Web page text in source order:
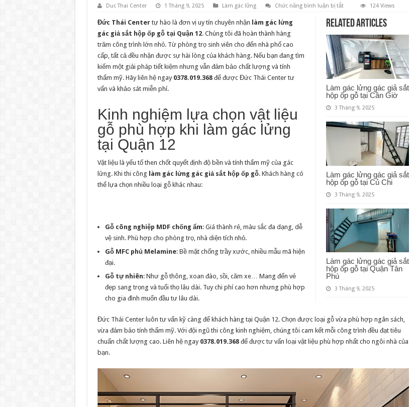
Duc Thai Center 1 Tháng 9, 2025 Làm gác lững Chức năng bình luận bị tắtở
gác
lửng
giả
sắt
hộp
ốp
gỗ
tại
Quận
12
124 Views
Related Articles
Làm gác lửng gác giả sắt
hộp ốp gỗ tại Cần Giờ
3 Tháng 9, 2025
Làm gác lửng gác giả sắt
hộp ốp gỗ tại Củ Chi
3 Tháng 9, 2025
Làm gác lửng gác giả sắt
hộp ốp gỗ tại Quận Tân
Phú
3 Tháng 9, 2025
Đức Thái Centertự hào là đơn vị uy tín chuyên nhận làm gác lửng
gác giả sắt hộp ốp gỗ tại Quận 12. Chúng tôi đã hoàn thành hàng
trăm công trình lớn nhỏ. Từ phòng trọ sinh viên cho đến nhà phố cao
cấp, tất cả đều nhận được sự hài lòng của khách hàng. Nếu bạn đang tìm
kiếm một giải pháp tiết kiệm nhưng vẫn đảm bảo chất lượng và tính
thẩm mỹ. Hãy liên hệ ngay 0378.019.368để được Đức Thái Center tư
vấn và khảo sát miễn phí.
Kinh nghiệm lựa chọn vật liệu
gỗ phù hợp khi làm gác lửng
tại Quận 12
Vật liệu là yếu tố then chốt quyết định độ bền và tính thẩm mỹ của gác
lửng. Khi thi công làm gác lửng gác giả sắt hộp ốp gỗ. Khách hàng có
thể lựa chọn nhiều loại gỗ khác nhau:
Gỗ công nghiệp MDF chống ẩm: Giá thành rẻ, màu sắc đa dạng, dễ
vệ sinh. Phù hợp cho phòng trọ, nhà diện tích nhỏ.
Gỗ MFC phủ Melamine: Bề mặt chống trầy xước, nhiều mẫu mã hiện
đại.
Gỗ tự nhiên: Như gỗ thông, xoan đào, sồi, căm xe… Mang đến vẻ
đẹp sang trọng và tuổi thọ lâu dài. Tuy chi phí cao hơn nhưng phù hợp
cho gia đình muốn đầu tư lâu dài.
Đức Thái Center luôn tư vấn kỹ càng để khách hàng tại Quận 12. Chọn được loại gỗ vừa phù hợp ngân sách,
vừa đảm bảo tính thẩm mỹ. Với đội ngũ thi công kinh nghiệm, chúng tôi cam kết mỗi công trình đều đạt tiêu
chuẩn chất lượng cao. Liên hệ ngay 0378.019.368để được tư vấn loại vật liệu phù hợp nhất cho ngôi nhà của
bạn.